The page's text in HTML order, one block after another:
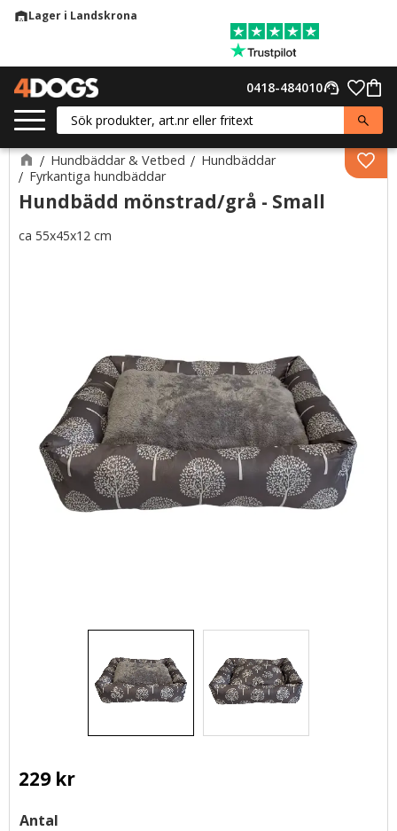
warehouseLager i Landskrona
support_agent
0418-484010
Hundbäddar & Vetbed
Hundbäddar
Fyrkantiga hundbäddar
Hundbädd mönstrad/grå - Small
ca 55x45x12 cm
229kr
Antal